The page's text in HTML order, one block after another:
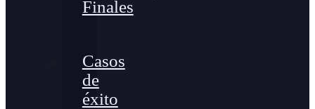
Finales
Casos
de
éxito